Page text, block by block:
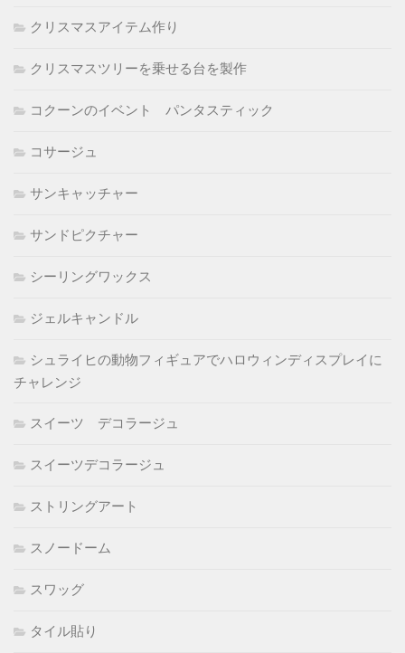
クリスマスアイテム作り
クリスマスツリーを乗せる台を製作
コクーンのイベント パンタスティック
コサージュ
サンキャッチャー
サンドピクチャー
シーリングワックス
ジェルキャンドル
シュライヒの動物フィギュアでハロウィンディスプレイに
チャレンジ
スイーツ デコラージュ
スイーツデコラージュ
ストリングアート
スノードーム
スワッグ
タイル貼り